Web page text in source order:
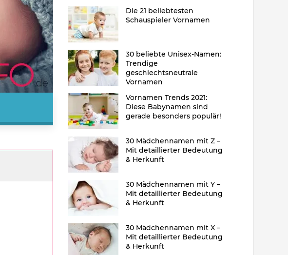
Die 21 beliebtesten
Schauspieler Vornamen
30 beliebte Unisex-Namen:
Trendige
geschlechtsneutrale
Vornamen
Vornamen Trends 2021:
Diese Babynamen sind
gerade besonders populär!
30 Mädchennamen mit Z –
Mit detaillierter Bedeutung
& Herkunft
30 Mädchennamen mit Y –
Mit detaillierter Bedeutung
& Herkunft
30 Mädchennamen mit X –
Mit detaillierter Bedeutung
& Herkunft